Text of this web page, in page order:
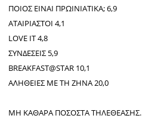
ΠΟΙΟΣ ΕΙΝΑΙ ΠΡΩΙΝΙΑΤΙΚΑ; 6,9
ΑΤΑΙΡΙΑΣΤΟΙ 4,1
LOVE IT 4,8
ΣΥΝΔΕΣΕΙΣ 5,9
BREAKFAST@STAR 10,1
ΑΛΗΘΕΙΕΣ ΜΕ ΤΗ ΖΗΝΑ 20,0
ΜΗ ΚΑΘΑΡΑ ΠΟΣΟΣΤΑ ΤΗΛΕΘΕΑΣΗΣ.